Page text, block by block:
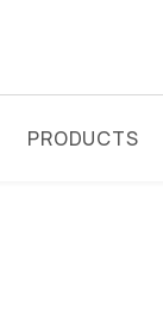
PRODUCTS